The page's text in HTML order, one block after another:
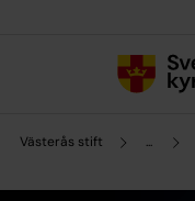
Västerås stift ...